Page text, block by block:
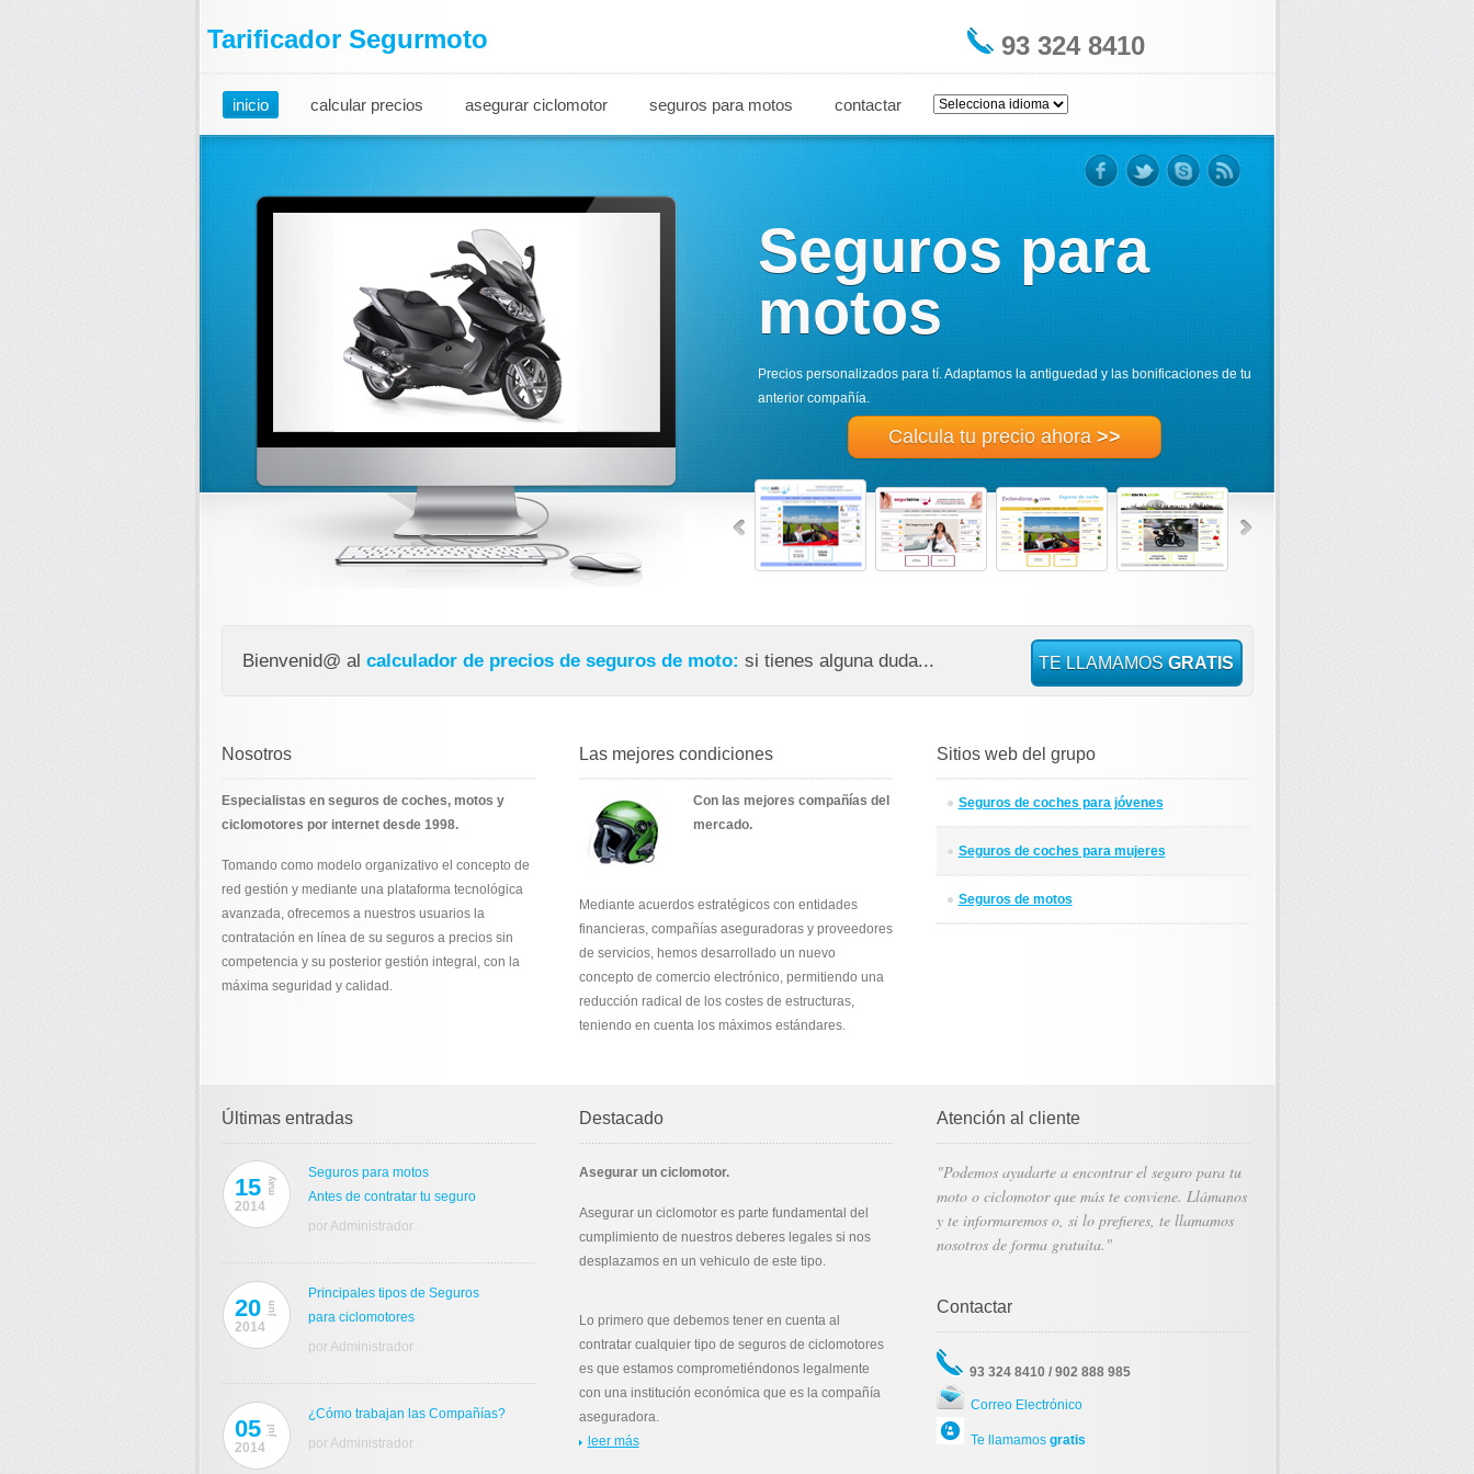
Tarificador Segurmoto 93 324 8410
inicio calcular precios asegurar ciclomotor seguros para motos contactar
Seguros para
motos
Precios personalizados para tí. Adaptamos la antiguedad y las bonificaciones de tu
anterior compañía.
Calcula tu precio ahora >>
Bienvenid@ al calculador de precios de seguros de moto: si tienes alguna duda... TE LLAMAMOSGRATIS
Nosotros
Especialistas en seguros de coches, motos y
ciclomotores por internet desde 1998.
Tomando como modelo organizativo el concepto de
red gestión y mediante una plataforma tecnológica
avanzada, ofrecemos a nuestros usuarios la
contratación en línea de su seguros a precios sin
competencia y su posterior gestión integral, con la
máxima seguridad y calidad.
Las mejores condiciones
Con las mejores compañías del
mercado.
Mediante acuerdos estratégicos con entidades
financieras, compañías aseguradoras y proveedores
de servicios, hemos desarrollado un nuevo
concepto de comercio electrónico, permitiendo una
reducción radical de los costes de estructuras,
teniendo en cuenta los máximos estándares.
Sitios web del grupo
Seguros de coches para jóvenes
Seguros de coches para mujeres
Seguros de motos
Últimas entradas
15
2014
may
Seguros para motos
Antes de contratar tu seguro
por Administrador
20
2014
jun
Principales tipos de Seguros
para ciclomotores
por Administrador
05
2014
jul
¿Cómo trabajan las Compañías?
por Administrador
Destacado
Asegurar un ciclomotor.
Asegurar un ciclomotor es parte fundamental del
cumplimiento de nuestros deberes legales si nos
desplazamos en un vehiculo de este tipo.
Lo primero que debemos tener en cuenta al
contratar cualquier tipo de seguros de ciclomotores
es que estamos comprometiéndonos legalmente
con una institución económica que es la compañía
aseguradora.
leer más
Atención al cliente
"Podemos ayudarte a encontrar el seguro para tu
moto o ciclomotor que más te conviene. Llámanos
y te informaremos o, si lo prefieres, te llamamos
nosotros de forma gratuita."
Contactar
93 324 8410 / 902 888 985
Correo Electrónico
Te llamamos gratis